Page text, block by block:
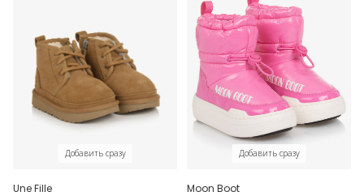
Добавить сразу
Une Fille
Добавить сразу
Moon Boot